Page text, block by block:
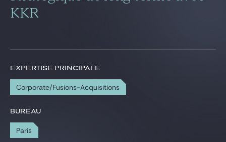
News & insights
Gide Pro Bono et RSE
Blog Real Estate
Contact
KKR
EXPERTISE PRINCIPALE
Corporate/Fusions-Acquisitions
BUREAU
Paris